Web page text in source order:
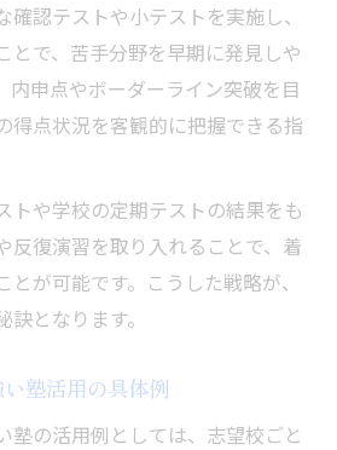
確認テストや小テストを実施し、
とで、苦手分野を早期に発見しや
内申点やボーダーライン突破を目
得点状況を客観的に把握できる指
トや学校の定期テストの結果をも
反復演習を取り入れることで、着
が可能です。こうした戦略が、
となります。
塾活用の具体例
塾の活用例としては、志望校ごと